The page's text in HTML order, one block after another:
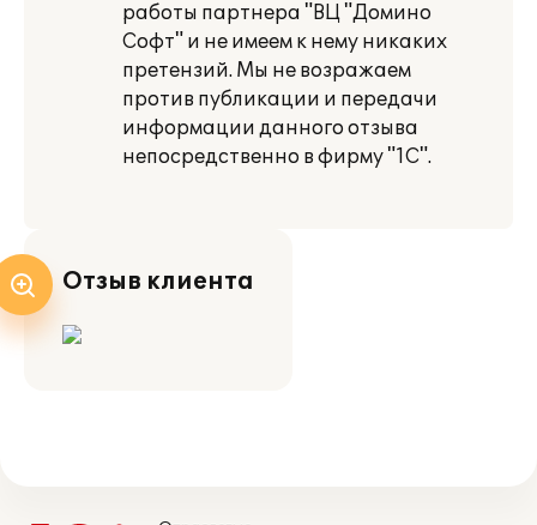
работы партнера "ВЦ "Домино
Софт" и не имеем к нему никаких
претензий. Мы не возражаем
против публикации и передачи
информации данного отзыва
непосредственно в фирму "1С".
Отзыв клиента